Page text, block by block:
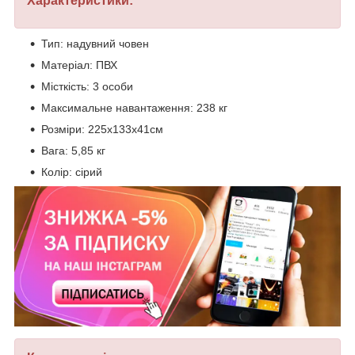
Тип: надувний човен
Матеріал: ПВХ
Місткість: 3 особи
Максимальне навантаження: 238 кг
Розміри: 225х133х41см
Вага: 5,85 кг
Колір: сірий